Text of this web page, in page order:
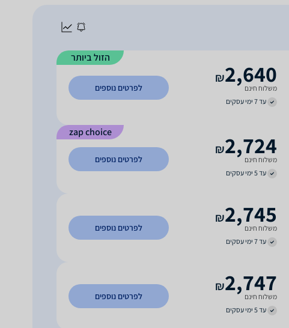
הזול ביותר
2,640
₪
משלוח חינם
עד 7 ימי עסקים
לפרטים נוספים
zap choice
2,724
₪
משלוח חינם
עד 5 ימי עסקים
לפרטים נוספים
2,745
₪
משלוח חינם
עד 7 ימי עסקים
לפרטים נוספים
2,747
₪
משלוח חינם
עד 5 ימי עסקים
לפרטים נוספים